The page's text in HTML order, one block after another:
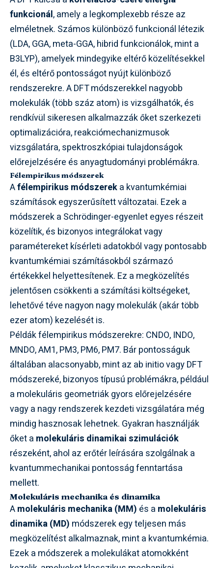
funkcionál, amely a legkomplexebb része az
elméletnek. Számos különböző funkcionál létezik
(LDA, GGA, meta-GGA, hibrid funkcionálok, mint a
B3LYP), amelyek mindegyike eltérő közelítésekkel
él, és eltérő pontosságot nyújt különböző
rendszerekre. A DFT módszerekkel nagyobb
molekulák (több száz atom) is vizsgálhatók, és
rendkívül sikeresen alkalmazzák őket szerkezeti
optimalizációra, reakciómechanizmusok
vizsgálatára, spektroszkópiai tulajdonságok
előrejelzésére és anyagtudományi problémákra.
Félempirikus módszerek
Afélempirikus módszereka kvantumkémiai
számítások egyszerűsített változatai. Ezek a
módszerek a Schrödinger-egyenlet egyes részeit
közelítik, és bizonyos integrálokat vagy
paramétereket kísérleti adatokból vagy pontosabb
kvantumkémiai számításokból származó
értékekkel helyettesítenek. Ez a megközelítés
jelentősen csökkenti a számítási költségeket,
lehetővé téve nagyon nagy molekulák (akár több
ezer atom) kezelését is.
Példák félempirikus módszerekre: CNDO, INDO,
MNDO, AM1, PM3, PM6, PM7. Bár pontosságuk
általában alacsonyabb, mint az ab initio vagy DFT
módszereké, bizonyos típusú problémákra, például
a molekuláris geometriák gyors előrejelzésére
vagy a nagy rendszerek kezdeti vizsgálatára még
mindig hasznosak lehetnek. Gyakran használják
őket a molekuláris dinamikai szimulációk
részeként, ahol az erőtér leírására szolgálnak a
kvantummechanikai pontosság fenntartása
mellett.
Molekuláris mechanika és dinamika
Amolekuláris mechanika (MM) és a molekuláris
dinamika (MD) módszerek egy teljesen más
megközelítést alkalmaznak, mint a kvantumkémia.
Ezek a módszerek a molekulákat atomokként